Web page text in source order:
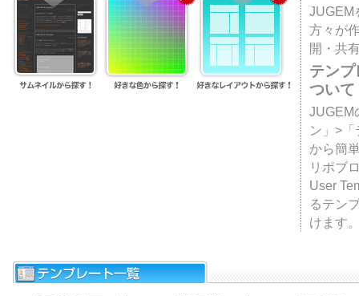
JUGEM
方々が
開・共
テン
ついて
JUGEM
ン」>
から簡
リポブ
User
るテン
けます